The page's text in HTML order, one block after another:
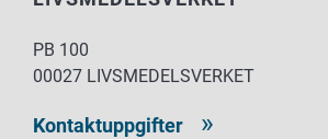
PB 100
00027 LIVSMEDELSVERKET
Kontaktuppgifter